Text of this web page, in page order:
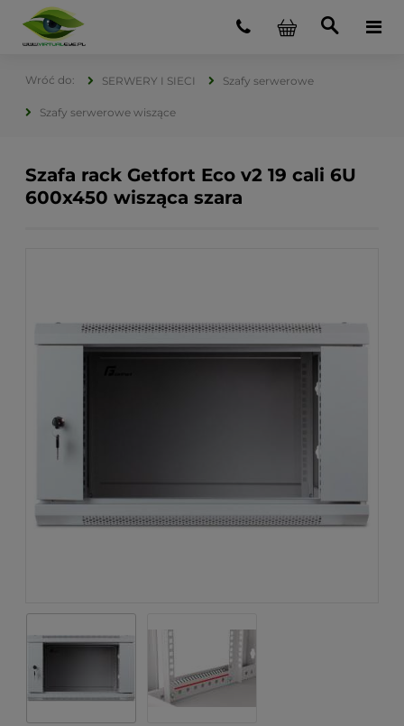
SERWERY I SIECI Szafy serwerowe
Szafy serwerowe wiszące
Szafa rack Getfort Eco v2 19 cali 6U
600x450 wisząca szara